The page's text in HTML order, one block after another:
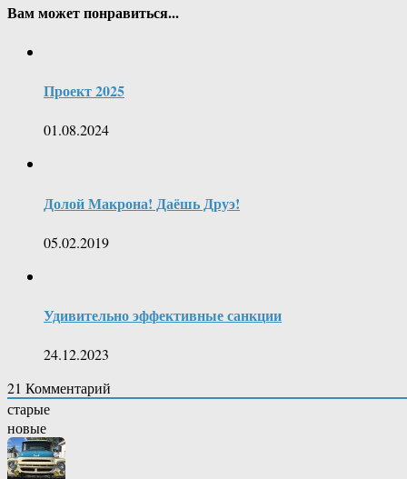
Вам может понравиться...
Проект 2025
01.08.2024
Долой Макрона! Даёшь Друэ!
05.02.2019
Удивительно эффективные санкции
24.12.2023
21 Комментарий
старые
новые